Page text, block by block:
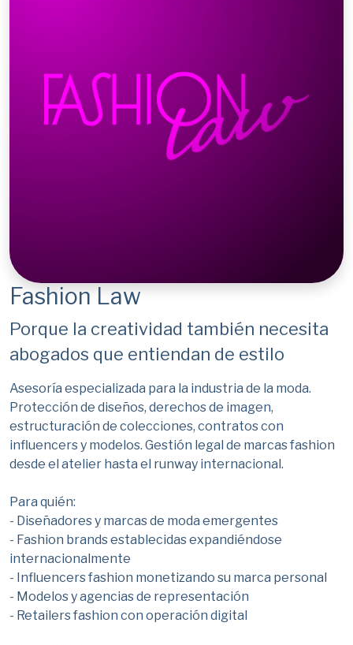
Fashion Law
Porque la creatividad también necesita
abogados que entiendan de estilo
Asesoría especializada para la industria de la moda.
Protección de diseños, derechos de imagen,
estructuración de colecciones, contratos con
influencers y modelos. Gestión legal de marcas fashion
desde el atelier hasta el runway internacional.
Para quién:
- Diseñadores y marcas de moda emergentes
- Fashion brands establecidas expandiéndose
internacionalmente
- Influencers fashion monetizando su marca personal
- Modelos y agencias de representación
- Retailers fashion con operación digital